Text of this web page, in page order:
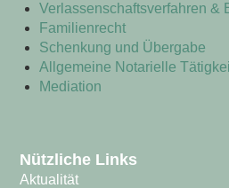
Verlassenschaftsverfahren &
Familienrecht
Schenkung und Übergabe
Allgemeine Notarielle
Mediation
Nützliche Links
Aktualität